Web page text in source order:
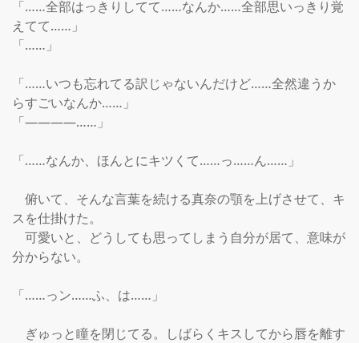
「……全部はっきりしてて……なんか……全部思いっきり覚
えてて……」
「……」
「……いつも忘れてる訳じゃないんだけど……全然違うか
らすごいなんか……」
「――――……」
「……なんか、ほんとにキツくて……っ……ん……」
俯いて、そんな言葉を続ける真奈の顎を上げさせて、キ
スを仕掛けた。
可愛いと、どうしても思ってしまう自分が居て、意味が
分からない。
「……っン……ふ、は……」
ぎゅっと瞳を閉じてる。しばらくキスしてから唇を離す